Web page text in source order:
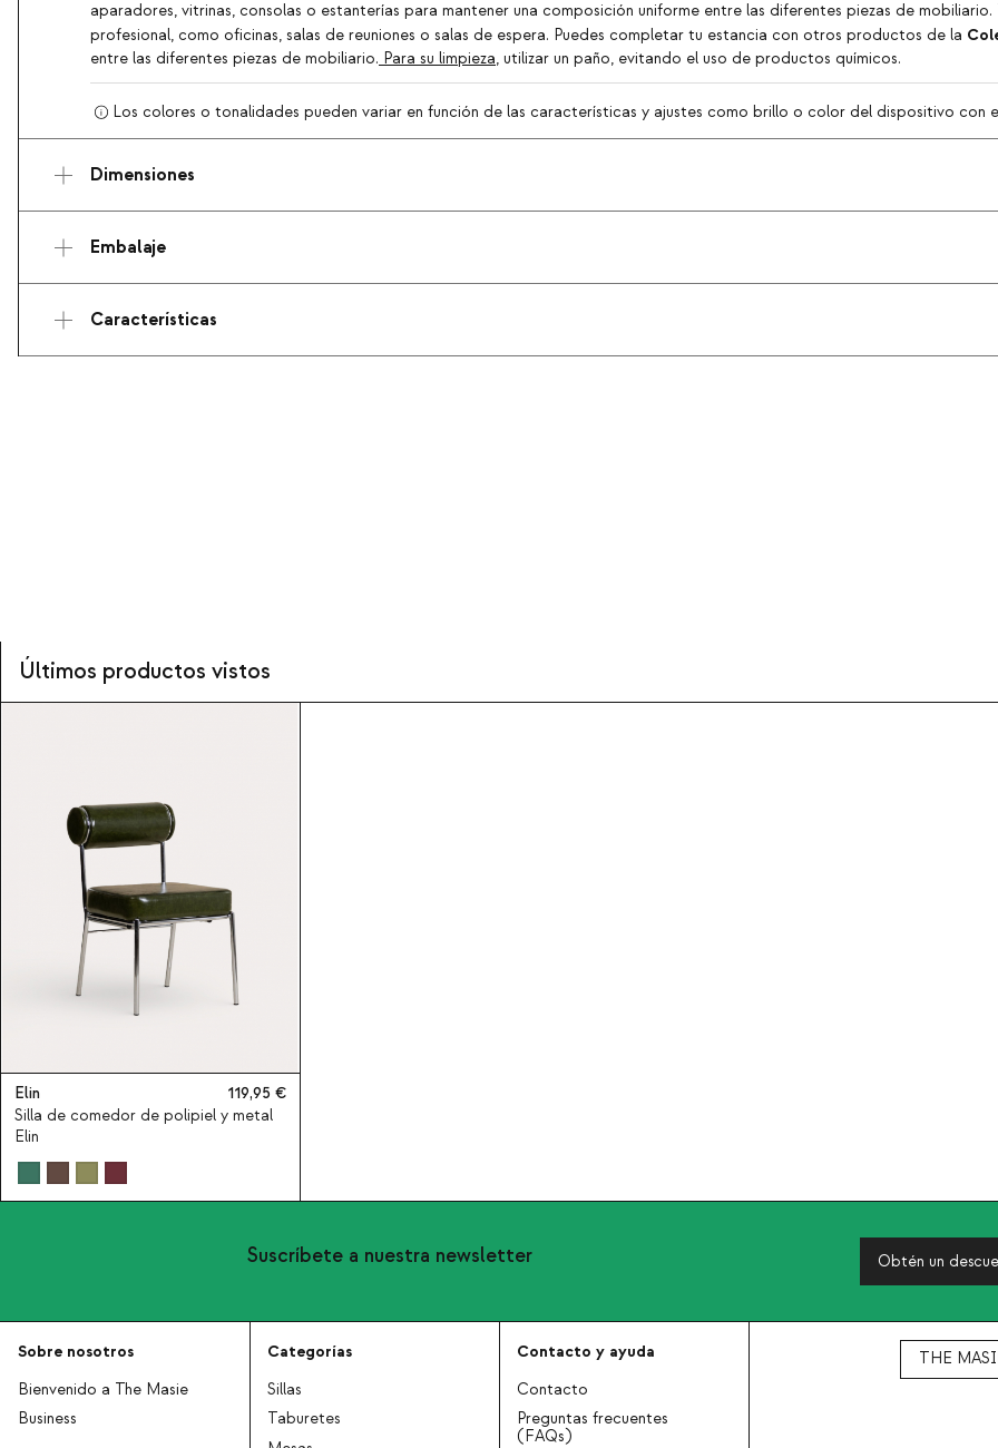
aparadores, vitrinas, consolas o estanterías para mantener una composición uniforme entre las diferentes piezas de
profesional, como oficinas, salas de reuniones o salas de espera. Puedes completar tu estancia con otros productos de la
entre las diferentes piezas de mobiliario. Para su limpieza, utilizar un paño, evitando el uso de productos químicos.
Los colores o tonalidades pueden variar en función de las características y ajustes como brillo o color del dispositivo con
Dimensiones
Embalaje
Características
Últimos productos vistos
Elin
119,95
Silla de comedor de polipiel y metal
Elin
Suscríbete a nuestra newsletter Obtén un
Sobre nosotros
Bienvenido a The Masie
Business
Categorías
Sillas
Taburetes
Contacto y ayuda
Contacto
Preguntas frecuentes
(FAQs)
THE